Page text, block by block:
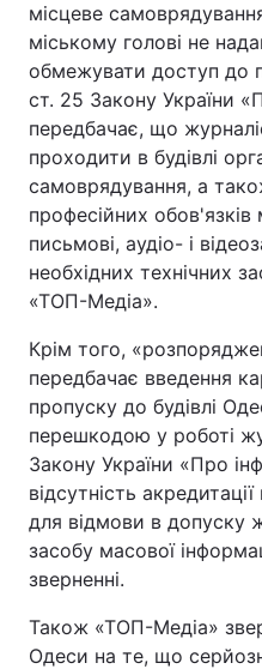
місцеве
міському голові не
обмежувати доступ до
ст. 25 Закону України
передбачає, що
проходити в будівлі
самоврядування, а
професійних
письмові, аудіо- і
необхідних технічних
«ТОП-Медіа».
Крім того,
передбачає введення
пропуску до будівлі
перешкодою у роботі
Закону України «Про
відсутність
для відмови в допуску
засобу масової
зверненні.
Також «ТОП-Медіа»
Одеси на те, що